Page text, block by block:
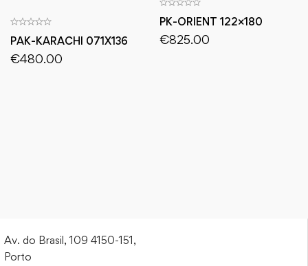
PAK-KARACHI 071X136
€480.00
PK-ORIENT 122×180
€825.00
Av. do Brasil, 109 4150-151,
Porto